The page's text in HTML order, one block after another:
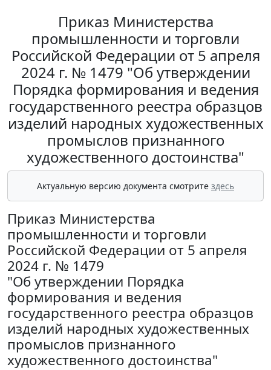
Приказ Министерства
промышленности и торговли
Российской Федерации от 5 апреля
2024 г. № 1479 "Об утверждении
Порядка формирования и ведения
государственного реестра образцов
изделий народных художественных
промыслов признанного
художественного достоинства"
Актуальную версию документа смотрите здесь
Приказ Министерства
промышленности и торговли
Российской Федерации от 5 апреля
2024 г. № 1479
"Об утверждении Порядка
формирования и ведения
государственного реестра образцов
изделий народных художественных
промыслов признанного
художественного достоинства"